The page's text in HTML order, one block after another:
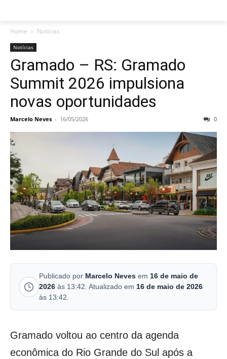
Home Notícias
Notícias
Gramado – RS: Gramado
Summit 2026 impulsiona
novas oportunidades
Marcelo Neves - 16/05/2026 0
Publicado por Marcelo Neves em 16 de maio de
2026 às 13:42. Atualizado em 16 de maio de 2026
às 13:42.
Gramado voltou ao centro da agenda
econômica do Rio Grande do Sul após a